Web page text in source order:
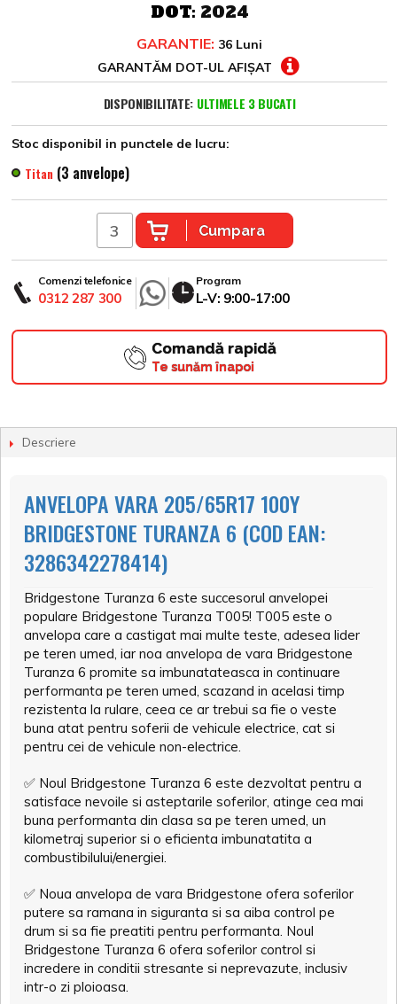
DOT: 2024
GARANTIE: 36 Luni
GARANTĂM DOT-UL AFIȘAT
DISPONIBILITATE: ULTIMELE 3 BUCATI
Stoc disponibil in punctele de lucru:
Titan (3 anvelope)
Cumpara
Comenzi telefonice
0312 287 300
Program
L-V: 9:00-17:00
Comandă rapidă
Te sunăm înapoi
Descriere
ANVELOPA VARA 205/65R17 100Y
BRIDGESTONE TURANZA 6 (COD EAN:
3286342278414)
Bridgestone Turanza 6 este succesorul anvelopei
populare Bridgestone Turanza T005! T005 este o
anvelopa care a castigat mai multe teste, adesea lider
pe teren umed, iar noa anvelopa de vara Bridgestone
Turanza 6 promite sa imbunatateasca in continuare
performanta pe teren umed, scazand in acelasi timp
rezistenta la rulare, ceea ce ar trebui sa fie o veste
buna atat pentru soferii de vehicule electrice, cat si
pentru cei de vehicule non-electrice.
✅ Noul Bridgestone Turanza 6 este dezvoltat pentru a
satisface nevoile si asteptarile soferilor, atinge cea mai
buna performanta din clasa sa pe teren umed, un
kilometraj superior si o eficienta imbunatatita a
combustibilului/energiei.
✅ Noua anvelopa de vara Bridgestone ofera soferilor
putere sa ramana in siguranta si sa aiba control pe
drum si sa fie preatiti pentru performanta. Noul
Bridgestone Turanza 6 ofera soferilor control si
incredere in conditii stresante si neprevazute, inclusiv
intr-o zi ploioasa.